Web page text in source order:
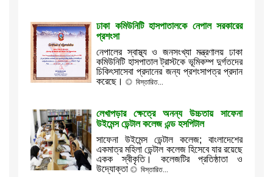
ঢাকা কমিউনিটি হাসপাতালকে নেপাল সরকারের
প্রশংসা
নেপালের স্বাস্থ্য ও জনসংখ্যা মন্ত্রণালয় ঢাকা
কমিউনিটি হাসপাতাল ট্রাস্টকে ভূমিকম্প দুর্গতদের
চিকিৎসাসেবা প্রদানের জন্য প্রশংসাপত্র প্রদান
করেছে।
বিস্তারিত...
লেখাপড়ার ক্ষেত্রে অনন্য উচ্চতায় সাফেনা
উইমেন্স ডেন্টাল কলেজ এন্ড হসপিটাল
সাফেনা উইমেন্স ডেন্টাল কলেজ; বাংলাদেশের
একমাত্র মহিলা ডেন্টাল কলেজ হিসেবে যার রয়েছে
একক স্বীকৃতি। কলেজটির প্রতিষ্ঠাতা ও
উদ্যোক্তা
বিস্তারিত...